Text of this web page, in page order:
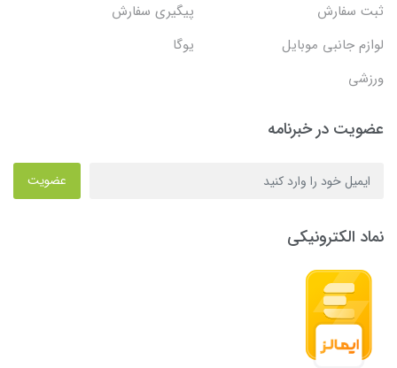
ثبت سفارش
پیگیری سفارش
لوازم جانبی موبایل
یوگا
ورزشی
عضویت در خبرنامه
عضویت
نماد الکترونیکی